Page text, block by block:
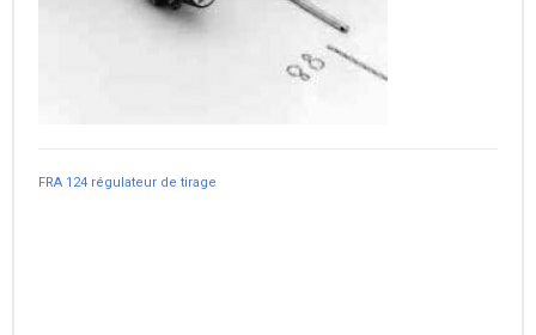
FRA 124 régulateur de tirage